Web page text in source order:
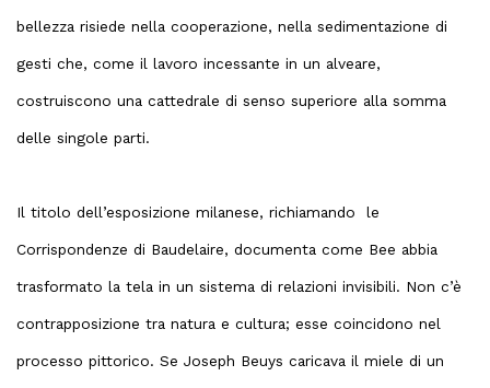
bellezza risiede nella cooperazione, nella sedimentazione di
gesti che, come il lavoro incessante in un alveare,
costruiscono una cattedrale di senso superiore alla somma
delle singole parti.
Il titolo dell’esposizione milanese, richiamando le
Corrispondenze di Baudelaire, documenta come Bee abbia
trasformato la tela in un sistema di relazioni invisibili. Non c’è
contrapposizione tra natura e cultura; esse coincidono nel
processo pittorico. Se Joseph Beuys caricava il miele di un